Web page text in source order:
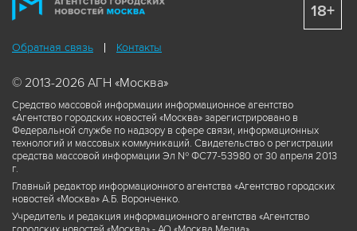
Обратная связь Контакты
© 2013-2026 АГН «Москва»
Средство массовой информации информационное агентство
«Агентство городских новостей «Москва» зарегистрировано в
Федеральной службе по надзору в сфере связи, информационных
технологий и массовых коммуникаций. Свидетельство о регистрации
средства массовой информации Эл № ФС77-53980 от 30 апреля 2013
г.
Главный редактор информационного агентства «Агентство городских
новостей «Москва» А.Б. Воронченко.
Учредитель и редакция информационного агентства «Агентство
18+